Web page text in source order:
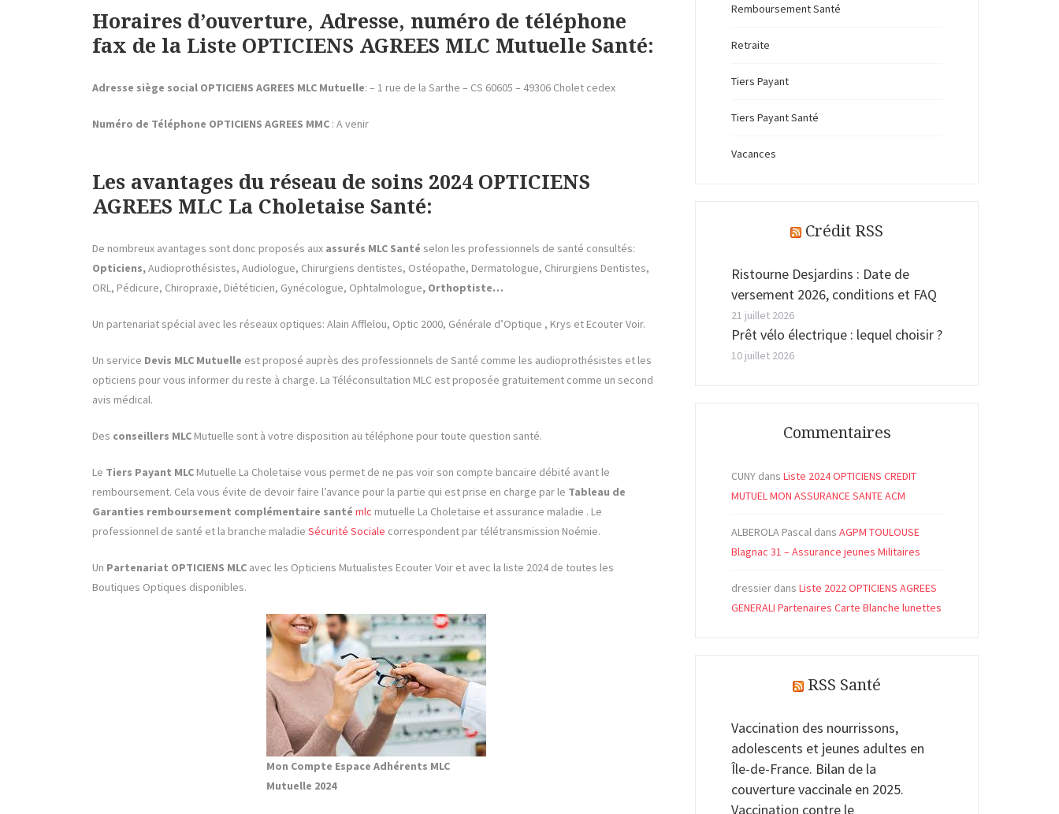
Horaires d’ouverture, Adresse, numéro de téléphone
fax de la Liste OPTICIENS AGREES MLC Mutuelle Santé:
Adresse siège social OPTICIENS AGREES MLC Mutuelle: – 1 rue de la Sarthe – CS 60605 – 49306 Cholet cedex
Numéro de Téléphone OPTICIENS AGREES MMC : A venir
Les avantages du réseau de soins 2024 OPTICIENS
AGREES MLC La Choletaise Santé:
De nombreux avantages sont donc proposés aux assurés MLC Santé selon les professionnels de santé consultés:
Opticiens,Audioprothésistes, Audiologue, Chirurgiens dentistes, Ostéopathe, Dermatologue, Chirurgiens Dentistes,
ORL, Pédicure, Chiropraxie, Diététicien, Gynécologue, Ophtalmologue, Orthoptiste…
Un partenariat spécial avec les réseaux optiques: Alain Afflelou, Optic 2000, Générale d’Optique , Krys et Ecouter Voir.
Un service Devis MLC Mutuelle est proposé auprès des professionnels de Santé comme les audioprothésistes et les
opticiens pour vous informer du reste à charge. La Téléconsultation MLC est proposée gratuitement comme un second
avis médical.
Des conseillers MLC Mutuelle sont à votre disposition au téléphone pour toute question santé.
Le Tiers Payant MLC Mutuelle La Choletaise vous permet de ne pas voir son compte bancaire débité avant le
remboursement. Cela vous évite de devoir faire l’avance pour la partie qui est prise en charge par le Tableau de
Garanties remboursement complémentaire santé mlc mutuelle La Choletaise et assurance maladie . Le
professionnel de santé et la branche maladie Sécurité Sociale correspondent par télétransmission Noémie.
Un Partenariat OPTICIENS MLC avec les Opticiens Mutualistes Ecouter Voir et avec la liste 2024 de toutes les
Boutiques Optiques disponibles.
Mon Compte Espace Adhérents MLC
Mutuelle 2024
Remboursement Santé
Retraite
Tiers Payant
Tiers Payant Santé
Vacances
Crédit RSS
Ristourne Desjardins : Date de
versement 2026, conditions et FAQ
21 juillet 2026
Prêt vélo électrique : lequel choisir ?
10 juillet 2026
Commentaires
CUNY dans Liste 2024 OPTICIENS CREDIT
MUTUEL MON ASSURANCE SANTE ACM
ALBEROLA Pascal dans AGPM TOULOUSE
Blagnac 31 – Assurance jeunes Militaires
dressier dans Liste 2022 OPTICIENS AGREES
GENERALI Partenaires Carte Blanche lunettes
RSS Santé
Vaccination des nourrissons,
adolescents et jeunes adultes en
Île-de-France. Bilan de la
couverture vaccinale en 2025.
Vaccination contre le